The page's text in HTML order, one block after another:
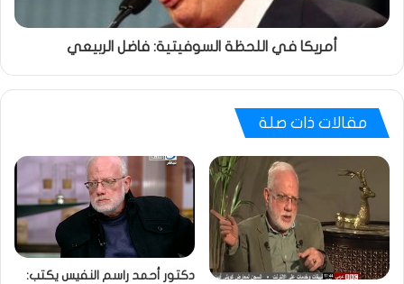
أمريكا في اللحظة السوفيتية: فاضل الربيعي
مقالات ذات صلة
دكتور أحمد راسم النفيس يكتب: